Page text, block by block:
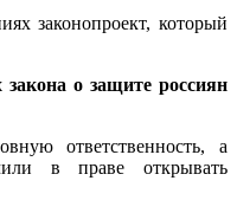
законопроект, который
о защите россиян
ответственность, а
в праве открывать